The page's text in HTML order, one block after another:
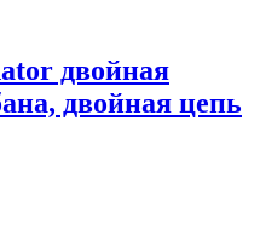
двойная
двойная цепь